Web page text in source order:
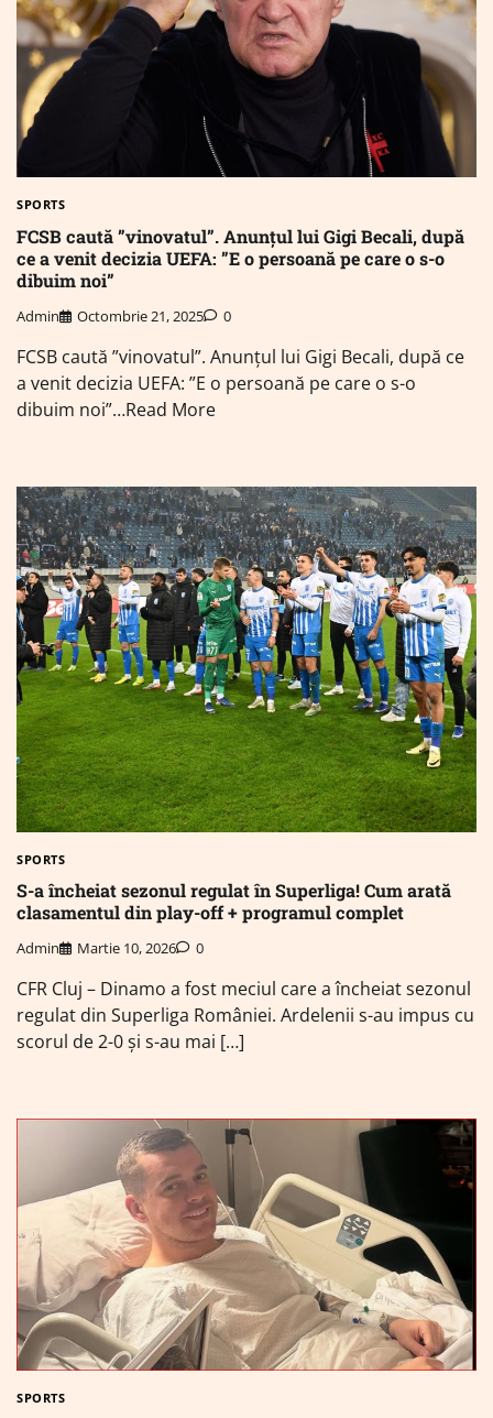
SPORTS
FCSB caută ”vinovatul”. Anunțul lui Gigi Becali, după
ce a venit decizia UEFA: ”E o persoană pe care o s-o
dibuim noi”
Admin Octombrie 21, 2025 0
FCSB caută ”vinovatul”. Anunțul lui Gigi Becali, după ce
a venit decizia UEFA: ”E o persoană pe care o s-o
dibuim noi”…Read More
SPORTS
S-a încheiat sezonul regulat în Superliga! Cum arată
clasamentul din play-off + programul complet
Admin Martie 10, 2026 0
CFR Cluj – Dinamo a fost meciul care a încheiat sezonul
regulat din Superliga României. Ardelenii s-au impus cu
scorul de 2-0 și s-au mai […]
SPORTS